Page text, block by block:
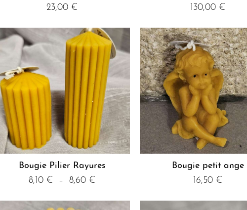
23,00 €
130,00 €
Bougie Pilier Rayures
8,10 € – 8,60 €
Bougie petit ange
16,50 €